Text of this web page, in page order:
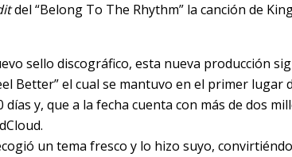
del “Belong To The Rhythm” la canción de
sello discográfico, esta nueva producción
Better” el cual se mantuvo en el primer lugar
y, que a la fecha cuenta con más de dos
un tema fresco y lo hizo suyo,